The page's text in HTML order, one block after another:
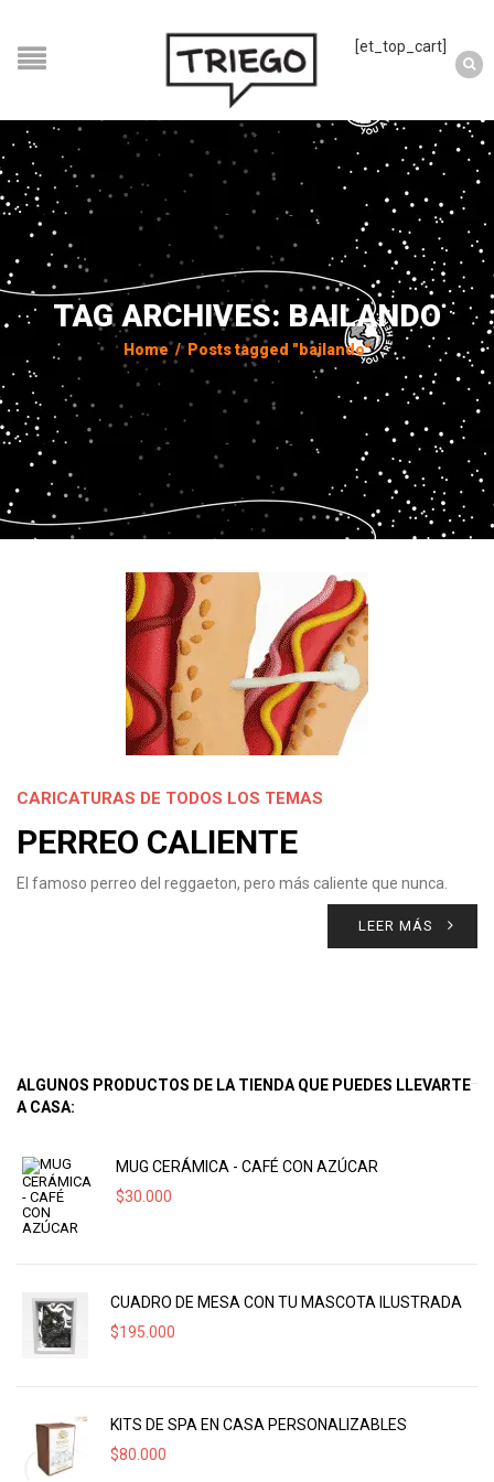
[et_top_cart]
TAG ARCHIVES: BAILANDO
Home / Posts tagged "bailando"
CARICATURAS DE TODOS LOS TEMAS
PERREO CALIENTE
El famoso perreo del reggaeton, pero más caliente que nunca.
LEER MÁS
ALGUNOS PRODUCTOS DE LA TIENDA QUE PUEDES LLEVARTE
A CASA:
MUG CERÁMICA - CAFÉ CON AZÚCAR
$30.000
CUADRO DE MESA CON TU MASCOTA ILUSTRADA
$195.000
KITS DE SPA EN CASA PERSONALIZABLES
$80.000